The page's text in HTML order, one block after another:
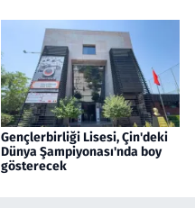
Gençlerbirliği Lisesi, Çin'deki
Dünya Şampiyonası'nda boy
gösterecek